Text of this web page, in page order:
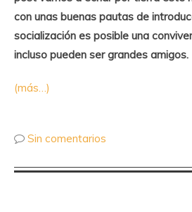
con unas buenas pautas de
socialización es posible una
incluso pueden ser grandes amigos.
(más…)
Sin comentarios